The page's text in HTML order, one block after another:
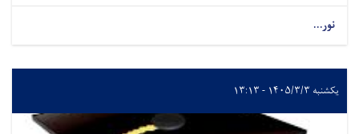
نور...
یکشنبه ۱۴۰۵/۳/۳ - ۱۳:۱۳